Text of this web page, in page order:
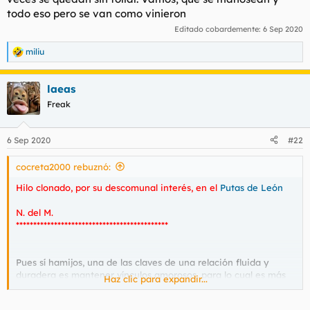
todo eso pero se van como vinieron
Editado cobardemente: 6 Sep 2020
R
e
a
c
c
i
e
s
miliu
laeas
Freak
6 Sep 2020 #22
cocreta2000 rebuznó:
Hilo clonado, por su descomunal interés, en el Putas de León
N. del M.
********************************************
Pues sí hamijos, una de las claves de una relación fluida y
duradera es mantener vínculos amorosos, para lo cual es más
que recomendable practicar continuamente actividades que
Haz clic para expandir...